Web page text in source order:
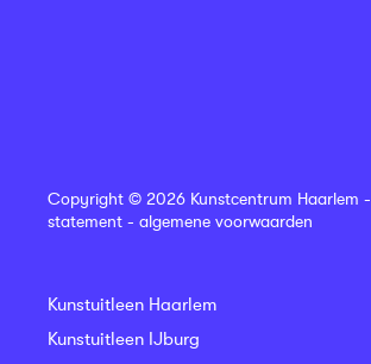
Copyright © 2026 Kunstcentrum Haarlem -
statement - algemene voorwaarden
Kunstuitleen Haarlem
Kunstuitleen IJburg